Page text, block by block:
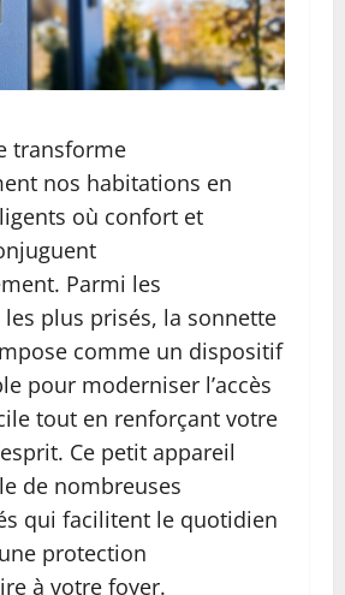
transforme
nos habitations en
où confort et
Parmi les
plus prisés, la sonnette
comme un dispositif
pour moderniser l’accès
tout en renforçant votre
Ce petit appareil
de nombreuses
qui facilitent le quotidien
protection
à votre foyer.